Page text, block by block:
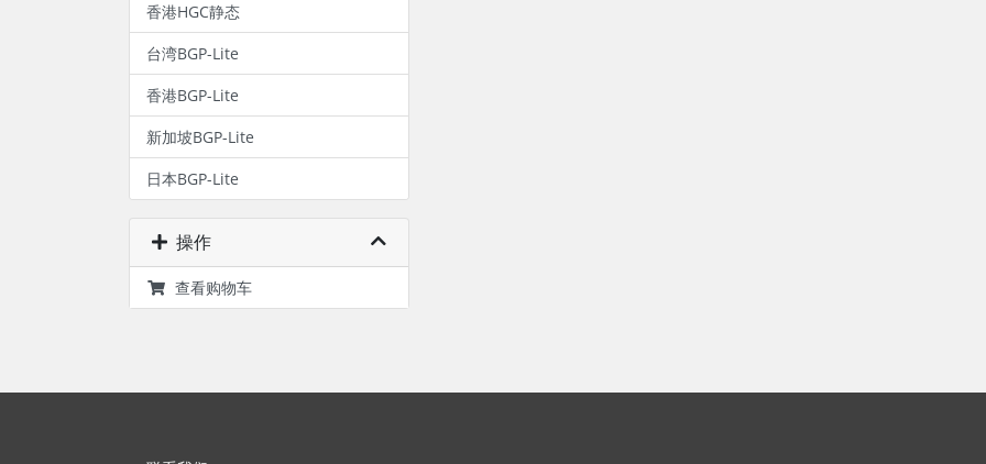
香港HGC静态
台湾BGP-Lite
香港BGP-Lite
新加坡BGP-Lite
日本BGP-Lite
操作
查看购物车